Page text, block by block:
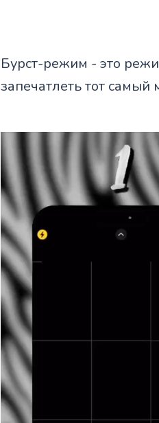
Бурст-режим - это
запечатлеть тот самый